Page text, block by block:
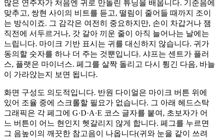
많은 연주자가 처음엔 귀로 만돌린 튜닝을 배웁니다. 기준음에
맞추고, 쌍현 사이의 비트를 듣고, 떨림이 줄어들 때까지 조이
는 방식이죠. 그 감각은 여전히 중요하지만, 손이 차갑거나 잼
직전에 서두르거나, 갓 갈아 끼운 줄이 아직 늘어나는 날에는
느립니다. 마이크 기반 표시는 귀를 대신하지 않습니다. 귀가
동의할 숫자를 하나 더 주는 것뿐입니다. 샤프는 센트가 플러
스, 플랫은 마이너스. 페그를 살짝 돌리고 다시 튕긴 다음, 바늘
이 가라앉는지 보면 됩니다.
화면 구성도 의도적입니다. 반원 다이얼은 마이크 버튼 위에
있어 조율 중에 스크롤할 필요가 없습니다. 그 아래 헤드스탁
그래픽은 각 페그에 G·D·A·E 코스 글자를 붙여, 초보자가 어
느 버튼이 어느 현인지 헷갈리지 않게 합니다. 페그를 누르면
그 음높이의 깨끗한 참고음이 나옵니다(귀와 눈을 같이 쓰려